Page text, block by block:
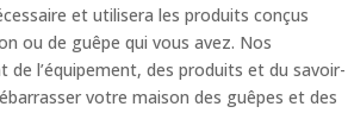
et utilisera les produits conçus
ou de guêpe qui vous avez. Nos
de l’équipement, des produits et du savoir-
votre maison des guêpes et des